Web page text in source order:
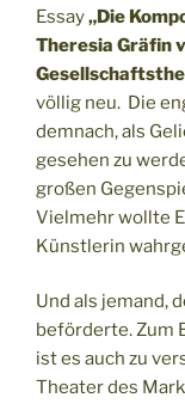
Essay„Die
Theresia Gräfin
völlig neu. Die
demnach, als
gesehen zu
großen
Vielmehr wollte
Künstlerin
Und als jemand,
beförderte. Zum
ist es auch zu
Theater des